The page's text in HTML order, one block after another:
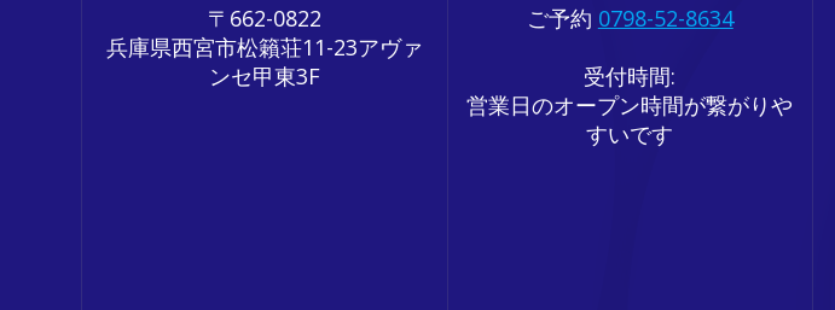
〒662-0822
兵庫県西宮市松籟荘11-23アヴァ
ンセ甲東3F
ご予約 0798-52-8634
受付時間:
営業日のオープン時間が繋がりや
すいです